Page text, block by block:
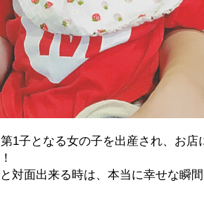
1子となる女の子を出産され、お店
対面出来る時は、本当に幸せな瞬